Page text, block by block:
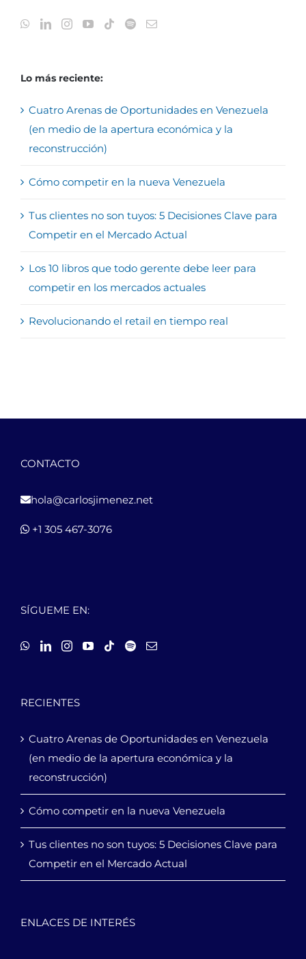
Lo más reciente:
Cuatro Arenas de Oportunidades en Venezuela
(en medio de la apertura económica y la
reconstrucción)
Cómo competir en la nueva Venezuela
Tus clientes no son tuyos: 5 Decisiones Clave para
Competir en el Mercado Actual
Los 10 libros que todo gerente debe leer para
competir en los mercados actuales
Revolucionando el retail en tiempo real
CONTACTO
hola@carlosjimenez.net
+1 305 467-3076
SÍGUEME EN:
RECIENTES
Cuatro Arenas de Oportunidades en Venezuela
(en medio de la apertura económica y la
reconstrucción)
Cómo competir en la nueva Venezuela
Tus clientes no son tuyos: 5 Decisiones Clave para
Competir en el Mercado Actual
ENLACES DE INTERÉS